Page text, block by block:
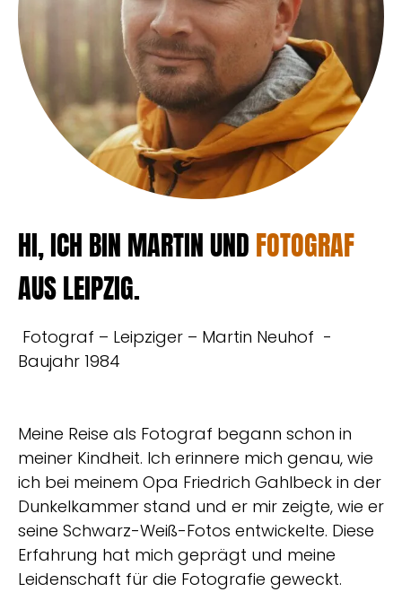
HI, ICH BIN MARTIN UND FOTOGRAF
AUS LEIPZIG.
Fotograf – Leipziger – Martin Neuhof -
Baujahr 1984
Meine Reise als Fotograf begann schon in
meiner Kindheit. Ich erinnere mich genau, wie
ich bei meinem Opa Friedrich Gahlbeck in der
Dunkelkammer stand und er mir zeigte, wie er
seine Schwarz-Weiß-Fotos entwickelte. Diese
Erfahrung hat mich geprägt und meine
Leidenschaft für die Fotografie geweckt.